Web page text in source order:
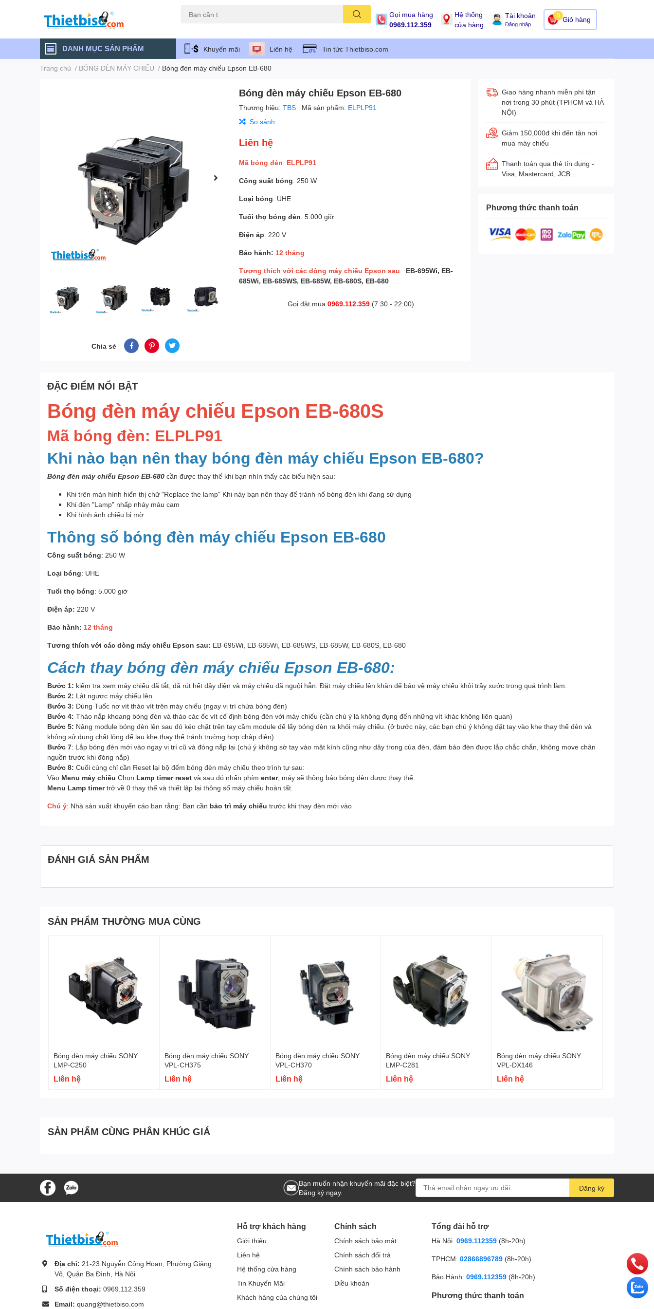
Gọi mua hàng
0969.112.359
Hệ thống
cửa hàng
Tài khoản
Đăng nhập
Giỏ hàng
0
DANH MỤC SẢN PHẨM Khuyến mãi Liên hệ Tin tức Thietbiso.com
Trang chủ / BÓNG ĐÈN MÁY CHIẾU / Bóng đèn máy chiếu Epson EB-680
Chia sẻ
Bóng đèn máy chiếu Epson EB-680
Thương hiệu:TBS Mã sản phẩm: ELPLP91
So sánh
Liên hệ
Mã bóng đèn: ELPLP91
Công suất bóng: 250 W
Loại bóng: UHE
Tuổi thọ bóng đèn: 5.000 giờ
Điện áp: 220 V
Bảo hành: 12 tháng
Tương thích với các dòng máy chiếu Epson sau: EB-695Wi, EB-
685Wi, EB-685WS, EB-685W, EB-680S, EB-680
Gọi đặt mua0969.112.359 (7:30 - 22:00)
Giao hàng nhanh miễn phí tận
nơi trong 30 phút (TPHCM và HÀ
NỘI)
Giảm 150,000đ khi đến tận nơi
mua máy chiếu
Thanh toán qua thẻ tín dụng -
Visa, Mastercard, JCB...
Phương thức thanh toán
ĐẶC ĐIỂM NỔI BẬT
Bóng đèn máy chiếu Epson EB-680S
Mã bóng đèn: ELPLP91
Khi nào bạn nên thay bóng đèn máy chiếu Epson EB-680?
Bóng đèn máy chiếu Epson EB-680 cần được thay thế khi bạn nhìn thấy các biểu hiện sau:
Khi trên màn hình hiển thị chữ "Replace the lamp" Khi này bạn nên thay để tránh nổ bóng đèn khi đang sử dụng
Khi đèn "Lamp" nhấp nháy màu cam
Khi hình ảnh chiếu bị mờ
Thông số bóng đèn máy chiếu Epson EB-680
Công suất bóng: 250 W
Loại bóng: UHE
Tuổi thọ bóng: 5.000 giờ
Điện áp: 220 V
Bảo hành: 12 tháng
Tương thích với các dòng máy chiếu Epson sau: EB-695Wi, EB-685Wi, EB-685WS, EB-685W, EB-680S, EB-680
Cách thay bóng đèn máy chiếu Epson EB-680:
Bước 1: kiểm tra xem máy chiếu đã tắt, đã rút hết dây điện và máy chiếu đã nguội hẳn. Đặt máy chiếu lên khăn để bảo vệ máy chiếu khỏi trầy xước trong quá trình làm.
Bước 2: Lật ngược máy chiếu lên.
Bước 3: Dùng Tuốc nơ vít tháo vít trên máy chiếu (ngay vị trí chứa bóng đèn)
Bước 4: Tháo nắp khoang bóng đèn và tháo các ốc vít cố định bóng đèn với máy chiếu (cần chú ý là không đụng đến những vít khác không liên quan)
Bước 5: Nâng module bóng đèn lên sau đó kéo chặt trên tay cầm module để lấy bóng đèn ra khỏi máy chiếu. (ở bước này, các bạn chú ý không đặt tay vào khe thay thế đèn và
không sử dụng chất lỏng để lau khe thay thế tránh trường hợp chập điện).
Bước 7: Lắp bóng đèn mới vào ngay vị trí cũ và đóng nắp lại (chú ý không sờ tay vào mặt kính cũng như dây trong của đèn, đảm bảo đèn được lắp chắc chắn, không move chân
nguồn trước khi đóng nắp)
Bước 8: Cuối cùng chỉ cần Reset lại bộ đếm bóng đèn máy chiếu theo trình tự sau:
Vào Menu máy chiếu Chọn Lamp timer reset và sau đó nhấn phím enter, máy sẽ thông báo bóng đèn được thay thế.
Menu Lamp timertrở về 0 thay thế và thiết lập lại thông số máy chiếu hoàn tất.
Chú ý: Nhà sản xuất khuyến cáo bạn rằng: Bạn cần bảo trì máy chiếu trước khi thay đèn mới vào
ĐÁNH GIÁ SẢN PHẨM
SẢN PHẨM THƯỜNG MUA CÙNG
Bóng đèn máy chiếu SONY
LMP-C250
Liên hệ
Bóng đèn máy chiếu SONY
VPL-CH375
Liên hệ
Bóng đèn máy chiếu SONY
VPL-CH370
Liên hệ
Bóng đèn máy chiếu SONY
LMP-C281
Liên hệ
Bóng đèn máy chiếu SONY
VPL-DX146
Liên hệ
SẢN PHẨM CÙNG PHÂN KHÚC GIÁ
Bạn muốn nhận khuyến mãi đặc biệt?
Đăng ký ngay.
Đăng ký
Địa chỉ: 21-23 Nguyễn Công Hoan, Phường Giảng
Võ, Quận Ba Đình, Hà Nội
Số điện thoại: 0969.112.359
Email: quang@thietbiso.com
Hỗ trợ khách hàng
Giới thiệu
Liên hệ
Hệ thống cửa hàng
Tin Khuyến Mãi
Khách hàng của chúng tôi
Chính sách
Chính sách bảo mật
Chính sách đổi trả
Chính sách bảo hành
Điều khoản
Tổng đài hỗ trợ
Hà Nội: 0969.112359 (8h-20h)
TPHCM: 02866896789 (8h-20h)
Bảo Hành: 0969.112359 (8h-20h)
Phương thức thanh toán